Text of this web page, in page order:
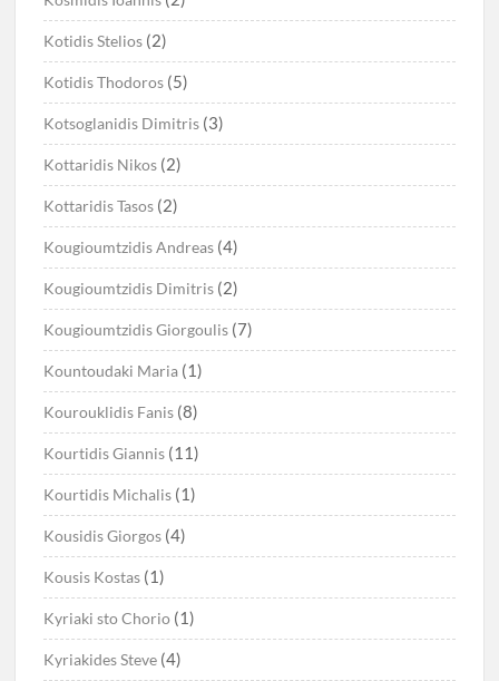
Kotidis Stelios (2)
Kotidis Thodoros (5)
Kotsoglanidis Dimitris (3)
Kottaridis Nikos (2)
Kottaridis Tasos (2)
Kougioumtzidis Andreas (4)
Kougioumtzidis Dimitris (2)
Kougioumtzidis Giorgoulis (7)
Kountoudaki Maria (1)
Kourouklidis Fanis (8)
Kourtidis Giannis (11)
Kourtidis Michalis (1)
Kousidis Giorgos (4)
Kousis Kostas (1)
Kyriaki sto Chorio (1)
Kyriakides Steve (4)